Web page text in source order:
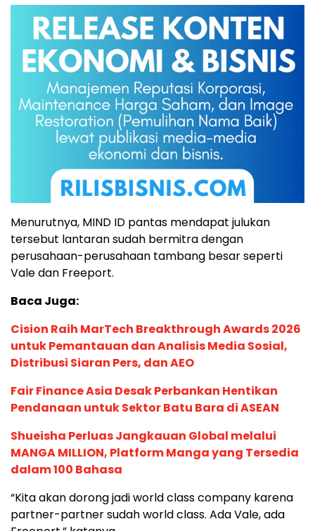
Menurutnya, MIND ID pantas mendapat julukan
tersebut lantaran sudah bermitra dengan
perusahaan-perusahaan tambang besar seperti
Vale dan Freeport.
Baca Juga:
Cision Raih MarTech Breakthrough Awards 2026
untuk Pemantauan dan Analisis Media Sosial,
Distribusi Siaran Pers, dan AEO
Fair Finance Asia Desak Perbankan Hentikan
Pendanaan untuk Sektor Batu Bara di ASEAN
Shueisha Perluas Jangkauan Global melalui
MANGA MILLION, Platform Manga yang Tersedia
dalam 100 Bahasa
“Kita akan dorong jadi world class company karena
partner-partner sudah world class. Ada Vale, ada